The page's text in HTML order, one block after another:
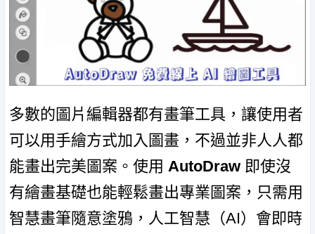
多數的圖片編輯器都有畫筆工具，讓使用者
可以用手繪方式加入圖畫，不過並非人人都
能畫出完美圖案。使用 AutoDraw 即使沒
有繪畫基礎也能輕鬆畫出專業圖案，只需用
智慧畫筆隨意塗鴉，人工智慧（AI）會即時